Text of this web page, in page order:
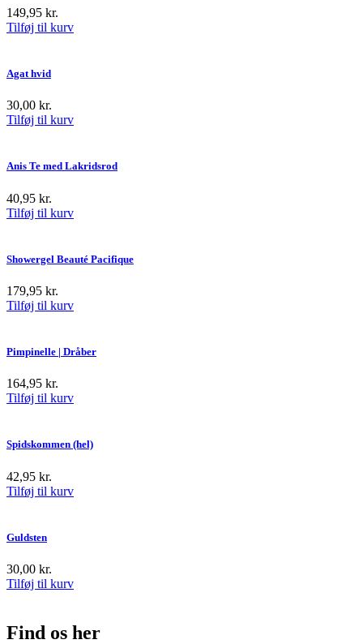
149,95 kr.
Tilføj til kurv
Agat hvid
30,00 kr.
Tilføj til kurv
Anis Te med Lakridsrod
40,95 kr.
Tilføj til kurv
Showergel Beauté Pacifique
179,95 kr.
Tilføj til kurv
Pimpinelle | Dråber
164,95 kr.
Tilføj til kurv
Spidskommen (hel)
42,95 kr.
Tilføj til kurv
Guldsten
30,00 kr.
Tilføj til kurv
Find os her